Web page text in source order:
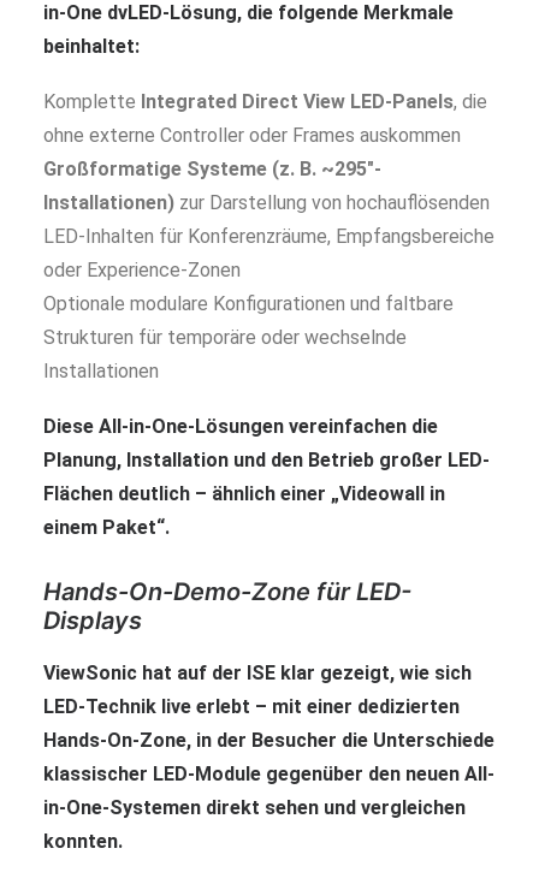
in-One dvLED-Lösung, die folgende Merkmale
beinhaltet:
Komplette Integrated Direct View LED-Panels, die
ohne externe Controller oder Frames auskommen
Großformatige Systeme (z. B. ~295″-
Installationen) zur Darstellung von hochauflösenden
LED-Inhalten für Konferenzräume, Empfangsbereiche
oder Experience-Zonen
Optionale modulare Konfigurationen und faltbare
Strukturen für temporäre oder wechselnde
Installationen
Diese All-in-One-Lösungen vereinfachen die
Planung, Installation und den Betrieb großer LED-
Flächen deutlich – ähnlich einer „Videowall in
einem Paket“.
Hands-On-Demo-Zone für LED-
Displays
ViewSonic hat auf der ISE klar gezeigt, wie sich
LED-Technik live erlebt – mit einer dedizierten
Hands-On-Zone, in der Besucher die Unterschiede
klassischer LED-Module gegenüber den neuen All-
in-One-Systemen direkt sehen und vergleichen
konnten.